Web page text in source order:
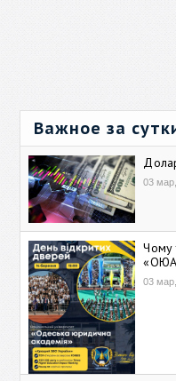
Важное за
03
Чому
03